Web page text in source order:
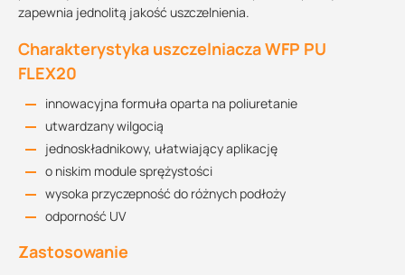
zapewnia jednolitą jakość uszczelnienia.
Charakterystyka uszczelniacza WFP PU
FLEX20
innowacyjna formuła oparta na poliuretanie
utwardzany wilgocią
jednoskładnikowy, ułatwiający aplikację
o niskim module sprężystości
wysoka przyczepność do różnych podłoży
odporność UV
Zastosowanie